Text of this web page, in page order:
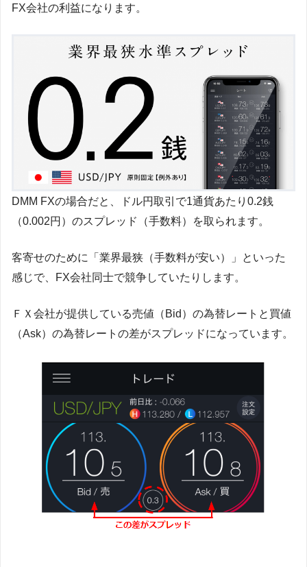
FX会社の利益になります。
DMM FXの場合だと、ドル円取引で1通貨あたり0.2銭
（0.002円）のスプレッド（手数料）を取られます。
客寄せのために「業界最狭（手数料が安い）」といった
感じで、FX会社同士で競争していたりします。
ＦＸ会社が提供している売値（Bid）の為替レートと買値
（Ask）の為替レートの差がスプレッドになっています。